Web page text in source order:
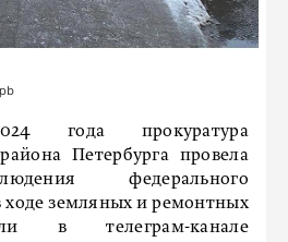
года прокуратура
Петербурга провела
федерального
ходе земляных и ремонтных
в телеграм-канале